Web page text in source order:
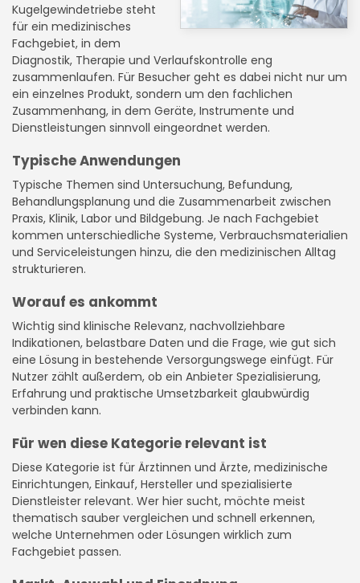
Kugelgewindetriebe steht
für ein medizinisches
Fachgebiet, in dem
Diagnostik, Therapie und Verlaufskontrolle eng
zusammenlaufen. Für Besucher geht es dabei nicht nur um
ein einzelnes Produkt, sondern um den fachlichen
Zusammenhang, in dem Geräte, Instrumente und
Dienstleistungen sinnvoll eingeordnet werden.
Typische Anwendungen
Typische Themen sind Untersuchung, Befundung,
Behandlungsplanung und die Zusammenarbeit zwischen
Praxis, Klinik, Labor und Bildgebung. Je nach Fachgebiet
kommen unterschiedliche Systeme, Verbrauchsmaterialien
und Serviceleistungen hinzu, die den medizinischen Alltag
strukturieren.
Worauf es ankommt
Wichtig sind klinische Relevanz, nachvollziehbare
Indikationen, belastbare Daten und die Frage, wie gut sich
eine Lösung in bestehende Versorgungswege einfügt. Für
Nutzer zählt außerdem, ob ein Anbieter Spezialisierung,
Erfahrung und praktische Umsetzbarkeit glaubwürdig
verbinden kann.
Für wen diese Kategorie relevant ist
Diese Kategorie ist für Ärztinnen und Ärzte, medizinische
Einrichtungen, Einkauf, Hersteller und spezialisierte
Dienstleister relevant. Wer hier sucht, möchte meist
thematisch sauber vergleichen und schnell erkennen,
welche Unternehmen oder Lösungen wirklich zum
Fachgebiet passen.